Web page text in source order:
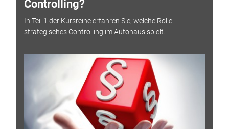
Controlling?
In Teil 1 der Kursreihe erfahren Sie, welche Rolle
strategisches Controlling im Autohaus spielt.